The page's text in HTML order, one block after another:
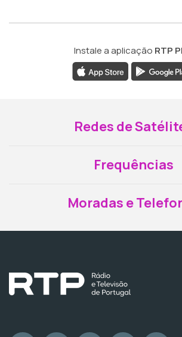
Instale a aplicação RTP
Redes de
Frequências
Moradas e